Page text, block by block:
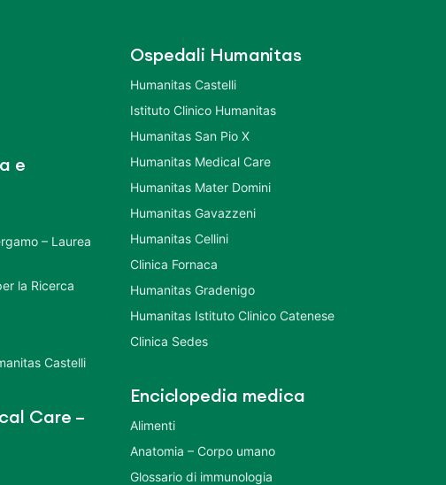
e
– Laurea
la Ricerca
Castelli
Care –
Ospedali Humanitas
Humanitas Castelli
Istituto Clinico Humanitas
Humanitas San Pio X
Humanitas Medical Care
Humanitas Mater Domini
Humanitas Gavazzeni
Humanitas Cellini
Clinica Fornaca
Humanitas Gradenigo
Humanitas Istituto Clinico Catenese
Clinica Sedes
Enciclopedia medica
Alimenti
Anatomia – Corpo umano
Glossario di immunologia